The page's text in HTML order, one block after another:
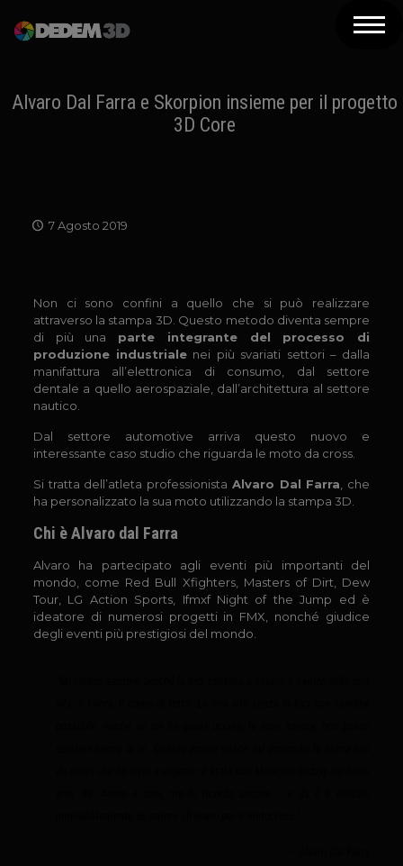
Prodotti
Contatti
Newsletter
Alvaro Dal Farra e Skorpion insieme per il progetto
3D Core
7 Agosto 2019
Non ci sono confini a quello che si può realizzare
attraverso la stampa 3D. Questo metodo diventa sempre
di più una parte integrante del processo di
produzione industriale nei più svariati settori – dalla
manifattura all’elettronica di consumo, dal settore
dentale a quello aerospaziale, dall’architettura al settore
nautico.
Dal settore automotive arriva questo nuovo e
interessante caso studio che riguarda le moto da cross.
Si tratta dell’atleta professionista Alvaro Dal Farra , che
ha personalizzato la sua moto utilizzando la stampa 3D.
Chi è Alvaro dal Farra
Alvaro ha partecipato agli eventi più importanti del
mondo, come Red Bull Xfighters, Masters of Dirt, Dew
Tour, LG Action Sports, Ifmxf Night of the Jump ed è
ideatore di numerosi progetti in FMX, nonché giudice
degli eventi più prestigiosi del mondo.